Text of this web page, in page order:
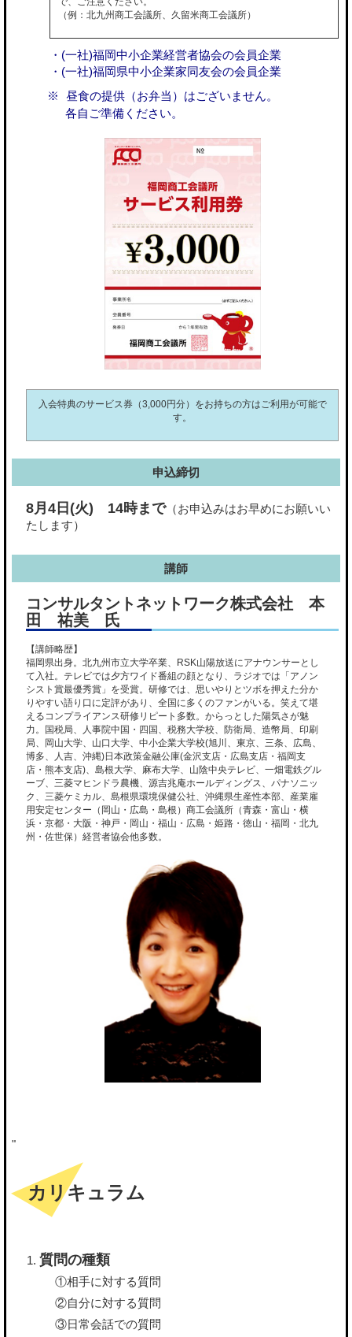
（例：北九州商工会議所、久留米商工会議所）
・(一社)福岡中小企業経営者協会の会員企業
・(一社)福岡県中小企業家同友会の会員企業
昼食の提供（お弁当）はございません。
各自ご準備ください。
入会特典のサービス券（3,000円分）をお持ちの方はご利用が可能で
す。
申込締切
8月4日(火) 14時まで（お申込みはお早めにお願いい
たします）
講師
コンサルタントネットワーク株式会社 本
田 祐美 氏
【講師略歴】
福岡県出身。北九州市立大学卒業、RSK山陽放送にアナウンサーとし
て入社。テレビでは夕方ワイド番組の顔となり、ラジオでは「アノン
シスト賞最優秀賞」を受賞。研修では、思いやりとツボを押えた分か
りやすい語り口に定評があり、全国に多くのファンがいる。笑えて堪
えるコンプライアンス研修リピート多数。からっとした陽気さが魅
力。国税局、人事院中国・四国、税務大学校、防衛局、造幣局、印刷
局、岡山大学、山口大学、中小企業大学校(旭川、東京、三条、広島、
博多、人吉、沖縄)日本政策金融公庫(金沢支店・広島支店・福岡支
店・熊本支店)、島根大学、麻布大学、山陰中央テレビ、一畑電鉄グル
ーブ、三菱マヒンドラ農機、源吉兆庵ホールディングス、パナソニッ
ク、三菱ケミカル、島根県環境保健公社、沖縄県生産性本部、産業雇
用安定センター（岡山・広島・島根）商工会議所（青森・富山・横
浜・京都・大阪・神戸・岡山・福山・広島・姫路・徳山・福岡・北九
州・佐世保）経営者協会他多数。
"
カリキュラム
質問の種類
①相手に対する質問
②自分に対する質問
③日常会話での質問